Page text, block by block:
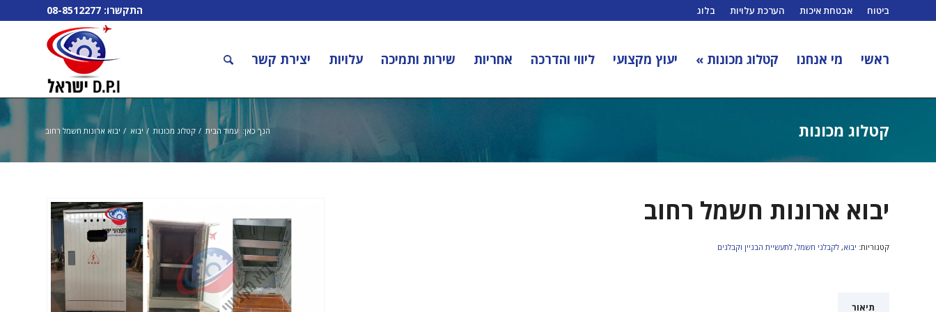
ביטוח אבטחת איכות הערכת עלויות בלוג התקשרו: 08-8512277
ראשי מי אנחנו קטלוג מכונות » יעוץ מקצועי ליווי והדרכה אחריות שירות ותמיכה עלויות יצירת קשר
קטלוג מכונות הנך כאן: עמוד הבית / קטלוג מכונות / יבוא / יבוא ארונות חשמל רחוב
יבוא ארונות חשמל רחוב
קטגוריות: יבוא, לקבלני חשמל, לתעשיית הבניין וקבלנים
תיאור